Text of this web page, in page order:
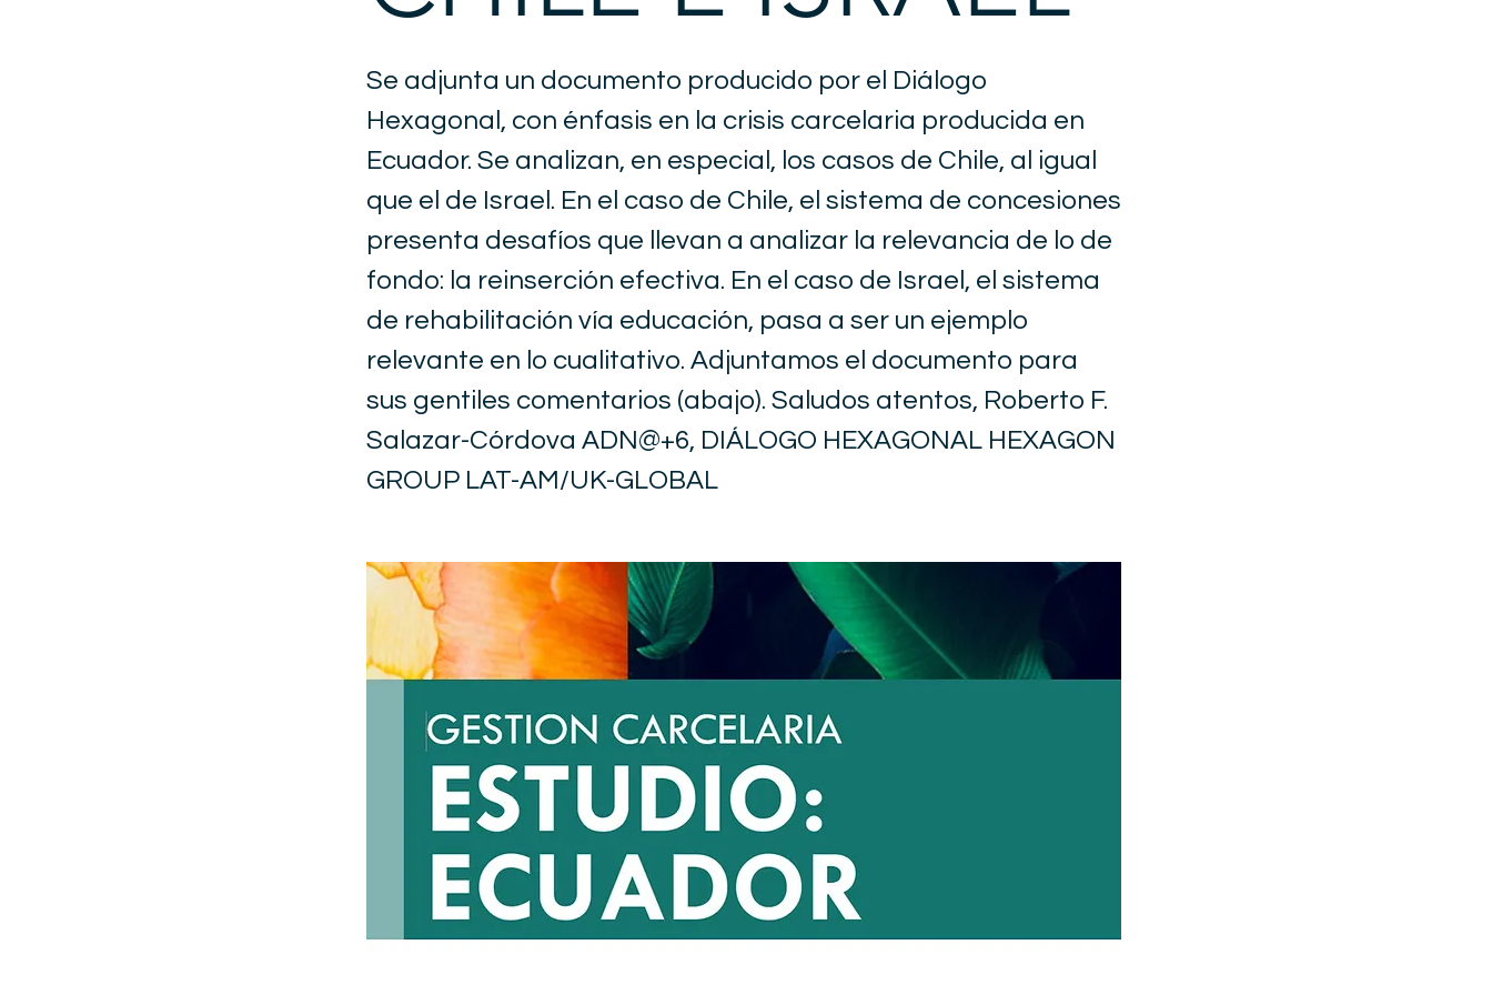
Se adjunta un documento producido por el Diálogo
Hexagonal, con énfasis en la crisis carcelaria producida en
Ecuador. Se analizan, en especial, los casos de Chile, al igual
que el de Israel. En el caso de Chile, el sistema de concesiones
presenta desafíos que llevan a analizar la relevancia de lo de
fondo: la reinserción efectiva. En el caso de Israel, el sistema
de rehabilitación vía educación, pasa a ser un ejemplo
relevante en lo cualitativo. Adjuntamos el documento para
sus gentiles comentarios (abajo). Saludos atentos, Roberto F.
Salazar-Córdova ADN@+6, DIÁLOGO HEXAGONAL HEXAGON
GROUP LAT-AM/UK-GLOBAL